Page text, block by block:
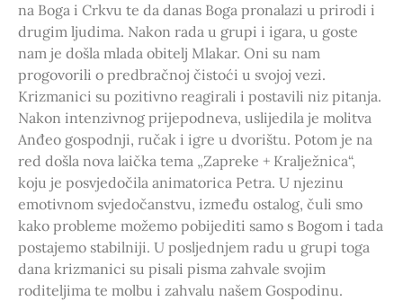
na Boga i Crkvu te da danas Boga pronalazi u prirodi i
drugim ljudima. Nakon rada u grupi i igara, u goste
nam je došla mlada obitelj Mlakar. Oni su nam
progovorili o predbračnoj čistoći u svojoj vezi.
Krizmanici su pozitivno reagirali i postavili niz pitanja.
Nakon intenzivnog prijepodneva, uslijedila je molitva
Anđeo gospodnji, ručak i igre u dvorištu. Potom je na
red došla nova laička tema „Zapreke + Kralježnica“,
koju je posvjedočila animatorica Petra. U njezinu
emotivnom svjedočanstvu, između ostalog, čuli smo
kako probleme možemo pobijediti samo s Bogom i tada
postajemo stabilniji. U posljednjem radu u grupi toga
dana krizmanici su pisali pisma zahvale svojim
roditeljima te molbu i zahvalu našem Gospodinu.